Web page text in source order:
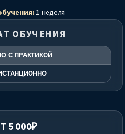
1 неделя
ОБУЧЕНИЯ
С ПРАКТИКОЙ
5 000₽